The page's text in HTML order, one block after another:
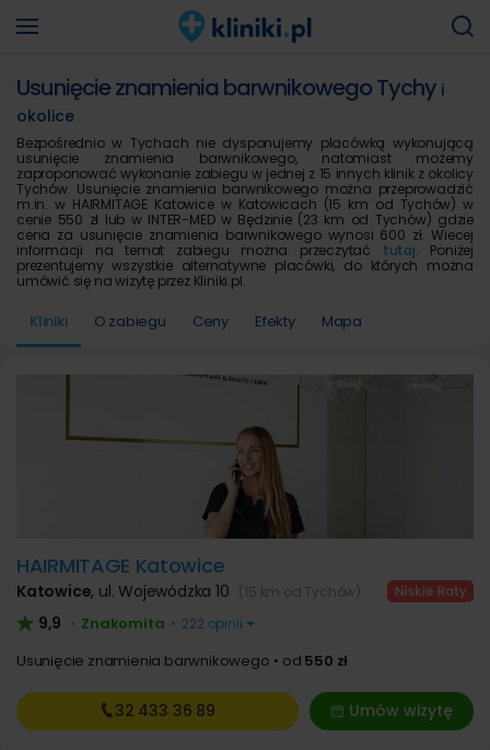
Usunięcie znamienia barwnikowego Tychy i
okolice
Bezpośrednio w Tychach nie dysponujemy placówką wykonującą
usunięcie znamienia barwnikowego, natomiast możemy
zaproponować wykonanie zabiegu w jednej z 15 innych klinik z okolicy
Tychów. Usunięcie znamienia barwnikowego można przeprowadzić
m.in. w HAIRMITAGE Katowice w Katowicach (15 km od Tychów) w
cenie 550 zł lub w INTER-MED w Będzinie (23 km od Tychów) gdzie
cena za usunięcie znamienia barwnikowego wynosi 600 zł. Wiecej
informacji na temat zabiegu można przeczytać tutaj. Poniżej
prezentujemy wszystkie alternatywne placówki, do których można
umówić się na wizytę przez Kliniki.pl.
Kliniki O zabiegu Ceny Efekty Mapa
HAIRMITAGE Katowice
Katowice, ul. Wojewódzka 10 (15 km od Tychów)
9,9 • Znakomita • 222 opinii
Usunięcie znamienia barwnikowego od 550 zł
Umów wizytę
32 433 36 89